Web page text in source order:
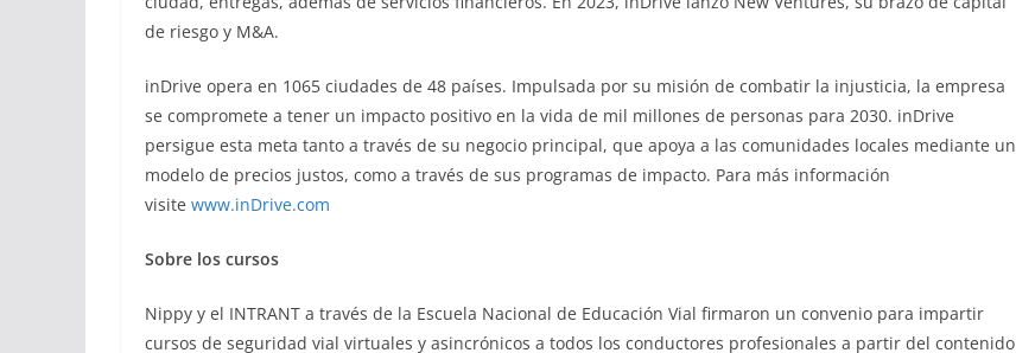
de riesgo y M&A.
inDrive opera en 1065 ciudades de 48 países. Impulsada por su misión de combatir la injusticia, la empresa
se compromete a tener un impacto positivo en la vida de mil millones de personas para 2030. inDrive
persigue esta meta tanto a través de su negocio principal, que apoya a las comunidades locales mediante un
modelo de precios justos, como a través de sus programas de impacto. Para más información
visite www.inDrive.com
Sobre los cursos
Nippy y el INTRANT a través de la Escuela Nacional de Educación Vial firmaron un convenio para impartir
cursos de seguridad vial virtuales y asincrónicos a todos los conductores profesionales a partir del contenido